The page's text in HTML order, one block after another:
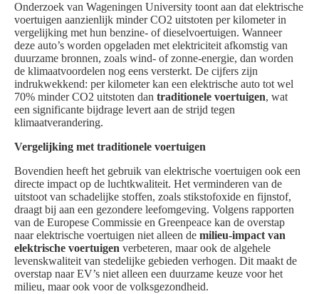
Onderzoek van Wageningen University toont aan dat elektrische
voertuigen aanzienlijk minder CO2 uitstoten per kilometer in
vergelijking met hun benzine- of dieselvoertuigen. Wanneer
deze auto’s worden opgeladen met elektriciteit afkomstig van
duurzame bronnen, zoals wind- of zonne-energie, dan worden
de klimaatvoordelen nog eens versterkt. De cijfers zijn
indrukwekkend: per kilometer kan een elektrische auto tot wel
70% minder CO2 uitstoten dan traditionele voertuigen, wat
een significante bijdrage levert aan de strijd tegen
klimaatverandering.
Vergelijking met traditionele voertuigen
Bovendien heeft het gebruik van elektrische voertuigen ook een
directe impact op de luchtkwaliteit. Het verminderen van de
uitstoot van schadelijke stoffen, zoals stikstofoxide en fijnstof,
draagt bij aan een gezondere leefomgeving. Volgens rapporten
van de Europese Commissie en Greenpeace kan de overstap
naar elektrische voertuigen niet alleen de milieu-impact van
elektrische voertuigen verbeteren, maar ook de algehele
levenskwaliteit van stedelijke gebieden verhogen. Dit maakt de
overstap naar EV’s niet alleen een duurzame keuze voor het
milieu, maar ook voor de volksgezondheid.